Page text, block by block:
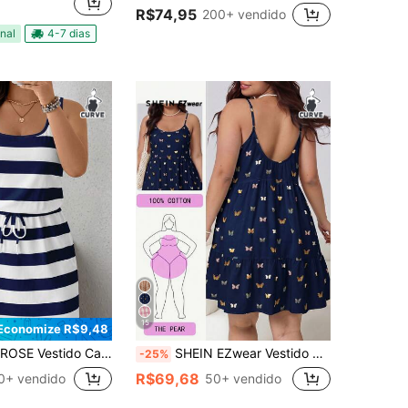
4-7 dias
R$74,95 200+ vendido
R$9,48
Minimalista Plus Size com Listras Azuis Estilo Marinheiro
vendido
15
-25% SHEIN EZwear Vestido Casual Feminino Plus Size com Estampa de Borboleta Azul Marinho
R$69,68 50+ vendido